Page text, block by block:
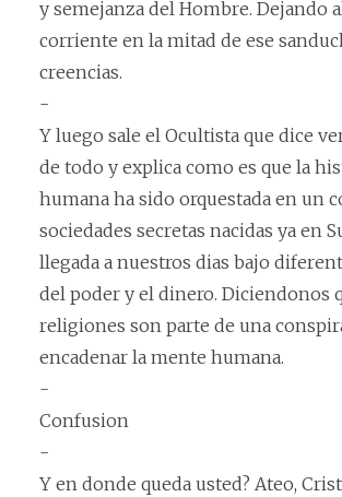
y semejanza del Hombre. Dejando
corriente en la mitad de ese
creencias.
-
Y luego sale el Ocultista que dice
de todo y explica como es que la
humana ha sido orquestada en un
sociedades secretas nacidas ya en
llegada a nuestros dias bajo
del poder y el dinero. Diciendonos
religiones son parte de una
encadenar la mente humana.
-
Confusion
-
Y en donde queda usted? Ateo,